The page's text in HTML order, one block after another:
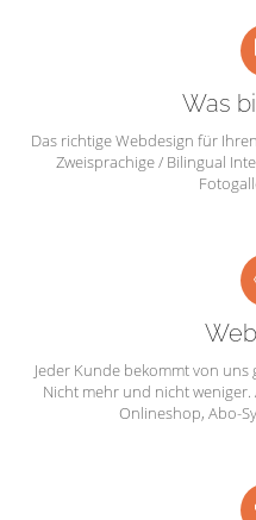
Was
Das richtige Webdesign für
Zweisprachige / Bilingual
Jeder Kunde bekommt von
Nicht mehr und nicht
Onlineshop, Abo-